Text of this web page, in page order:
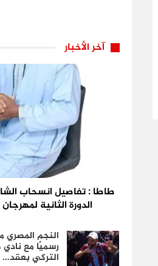
آخر الأخبار
طاطا : تفاصيل انسحاب
الدورة الثانية
النجم المصري
رسميًا مع
التركي بعقد…